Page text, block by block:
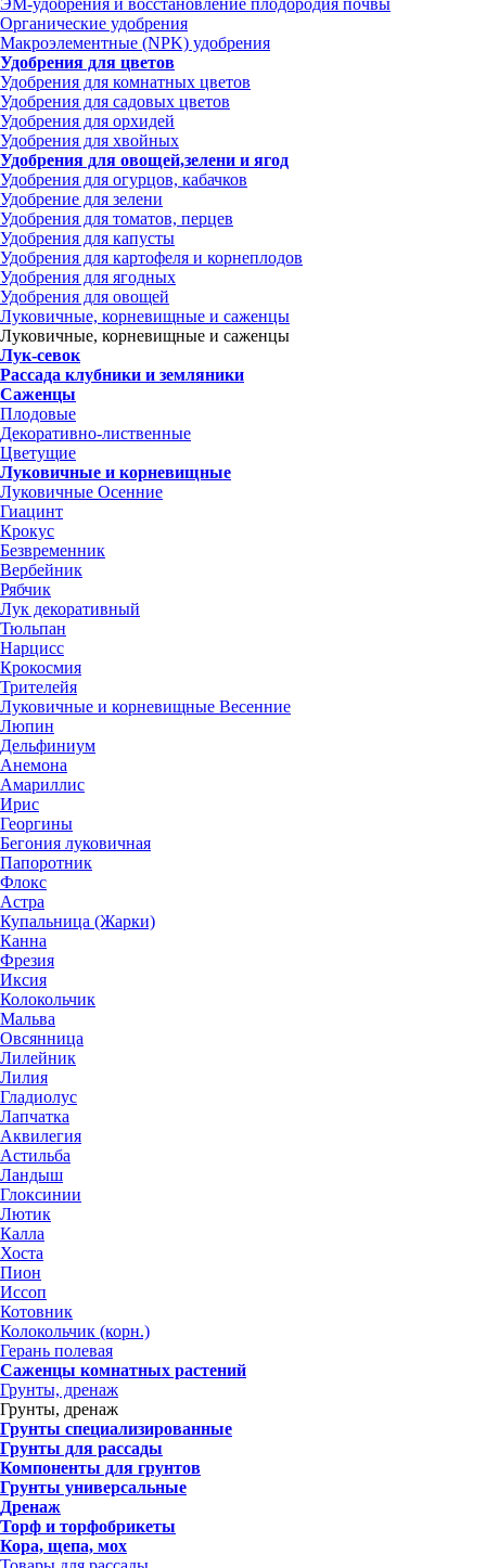
ЭМ-удобрения и восстановление плодородия почвы
Органические удобрения
Макроэлементные (NPK) удобрения
Удобрения для цветов
Удобрения для комнатных цветов
Удобрения для садовых цветов
Удобрения для орхидей
Удобрения для хвойных
Удобрения для овощей,зелени и ягод
Удобрения для огурцов, кабачков
Удобрение для зелени
Удобрения для томатов, перцев
Удобрения для капусты
Удобрения для картофеля и корнеплодов
Удобрения для ягодных
Удобрения для овощей
Луковичные, корневищные и саженцы
Луковичные, корневищные и саженцы
Лук-севок
Рассада клубники и земляники
Саженцы
Плодовые
Декоративно-лиственные
Цветущие
Луковичные и корневищные
Луковичные Осенние
Гиацинт
Крокус
Безвременник
Вербейник
Рябчик
Лук декоративный
Тюльпан
Нарцисс
Крокосмия
Трителейя
Луковичные и корневищные Весенние
Люпин
Дельфиниум
Анемона
Амариллис
Ирис
Георгины
Бегония луковичная
Папоротник
Флокс
Астра
Купальница (Жарки)
Канна
Фрезия
Иксия
Колокольчик
Мальва
Овсянница
Лилейник
Лилия
Гладиолус
Лапчатка
Аквилегия
Астильба
Ландыш
Глоксинии
Лютик
Калла
Хоста
Пион
Иссоп
Котовник
Колокольчик (корн.)
Герань полевая
Саженцы комнатных растений
Грунты, дренаж
Грунты, дренаж
Грунты специализированные
Грунты для рассады
Компоненты для грунтов
Грунты универсальные
Дренаж
Торф и торфобрикеты
Кора, щепа, мох